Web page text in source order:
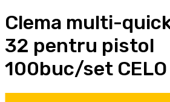
Clema multi-
32 pentru pistol
100buc/set